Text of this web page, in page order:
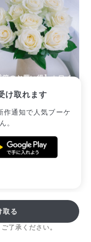
け取れます
作通知で人気ブーケ
。
節のお買い得】ホワイ
へ
取る
了承ください。